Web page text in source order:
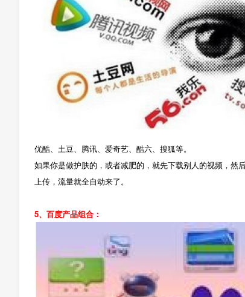
优酷、土豆、腾讯、爱奇艺、酷六、搜狐等。
如果你是做护肤的，或者减肥的，就先下载别人的视频，
上传，流量就全自动来了。
5、百度产品组合：